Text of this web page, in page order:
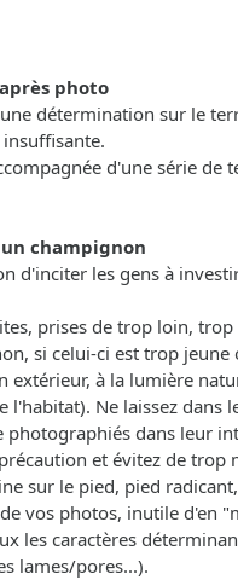
photo
détermination sur le
d'une série
champignon
d'inciter les gens à
prises de trop loin, trop
si celui-ci est trop
extérieur, à la lumière
l'habitat). Ne laissez
dans leur
et évitez de
sur le pied, pied
vos photos, inutile d'en
les caractères
lames/pores...).